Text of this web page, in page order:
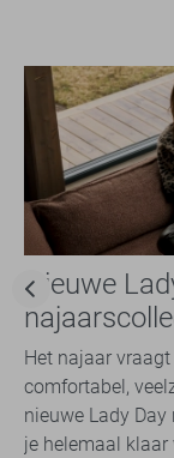
Nieuwe
stijl en
Het najaar
comfortabel,
nieuwe Lady
je helemaal klaar